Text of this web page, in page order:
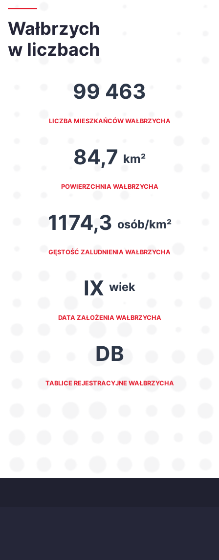
Wałbrzych
w liczbach
99 463
LICZBA MIESZKAŃCÓW WAŁBRZYCHA
84,7 km²
POWIERZCHNIA WAŁBRZYCHA
1174,3 osób/km²
GĘSTOŚĆ ZALUDNIENIA WAŁBRZYCHA
IX wiek
DATA ZAŁOŻENIA WAŁBRZYCHA
DB
TABLICE REJESTRACYJNE WAŁBRZYCHA